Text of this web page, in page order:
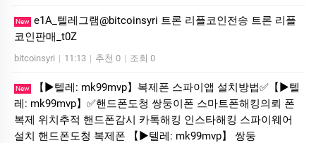
New e1A_텔레그램@bitcoinsyri 트론 리플코인전송 트론 리플
코인판매_t0Z
bitcoinsyri | 11:13 | 추천 0 | 조회 0
New
【▶텔레: mk99mvp】복제폰 스파이앱 설치방법✅【▶텔
레: mk99mvp】✅핸드폰도청 쌍둥이폰 스마트폰해킹의뢰 폰
복제 위치추적 핸드폰감시 카톡해킹 인스타해킹 스파이웨어
설치 핸드폰도청 복제폰 【▶텔레: mk99mvp】 쌍둥